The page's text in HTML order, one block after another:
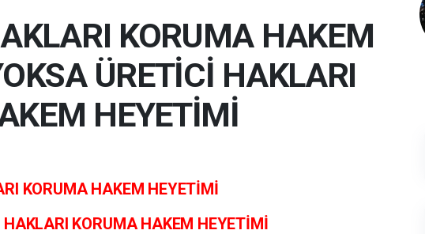
KORUMA HAKEM
ÜRETİCİ HAKLARI
HEYETİMİ
KORUMA HAKEM HEYETİMİ
KORUMA HAKEM HEYETİMİ